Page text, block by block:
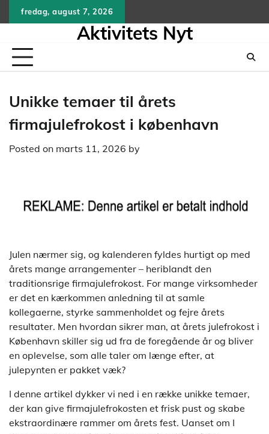
to
fredag, august 7, 2026
Aktivitets Nyt
Unikke temaer til årets
firmajulefrokost i københavn
Posted on marts 11, 2026 by
Julen nærmer sig, og kalenderen fyldes hurtigt op med
årets mange arrangementer – heriblandt den
traditionsrige firmajulefrokost. For mange virksomheder
er det en kærkommen anledning til at samle
kollegaerne, styrke sammenholdet og fejre årets
resultater. Men hvordan sikrer man, at årets julefrokost i
København skiller sig ud fra de foregående år og bliver
en oplevelse, som alle taler om længe efter, at
julepynten er pakket væk?
I denne artikel dykker vi ned i en række unikke temaer,
der kan give firmajulefrokosten et frisk pust og skabe
ekstraordinære rammer om årets fest. Uanset om I